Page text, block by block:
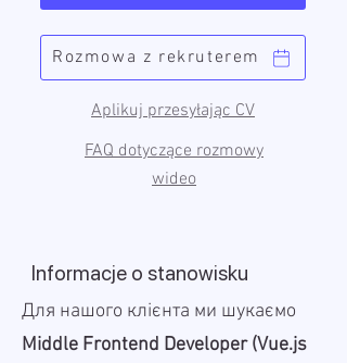
Aplikuj przesyłając CV
Rozmowa z rekruterem
FAQ dotyczące rozmowy
wideo
Informacje o stanowisku
Для нашого клієнта ми шукаємо
Middle Frontend Developer (Vue.js